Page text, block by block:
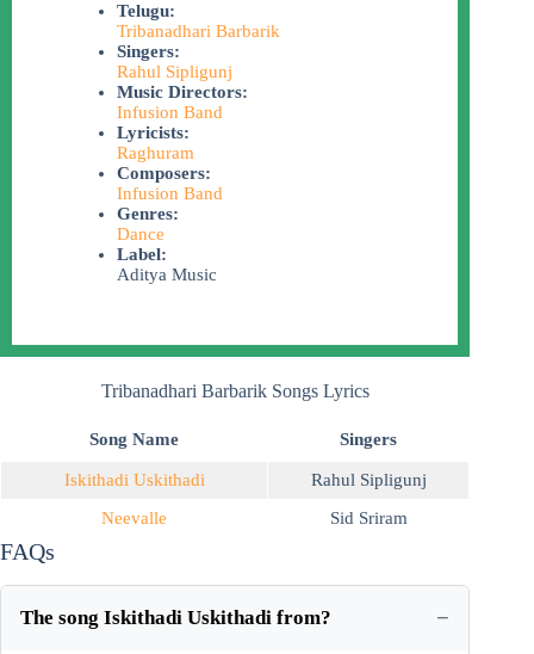
Telugu:
Tribanadhari Barbarik
Singers:
Rahul Sipligunj
Music Directors:
Infusion Band
Lyricists:
Raghuram
Composers:
Infusion Band
Genres:
Dance
Label:
Aditya Music
Tribanadhari Barbarik Songs Lyrics
Song Name Singers
Iskithadi Uskithadi
Rahul Sipligunj
Neevalle
Sid Sriram
FAQs
The song Iskithadi Uskithadi from?